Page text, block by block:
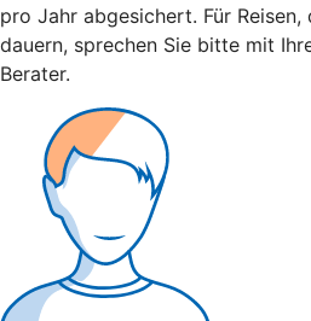
pro Jahr abgesichert. Für
dauern, sprechen Sie bitte mit
Berater.